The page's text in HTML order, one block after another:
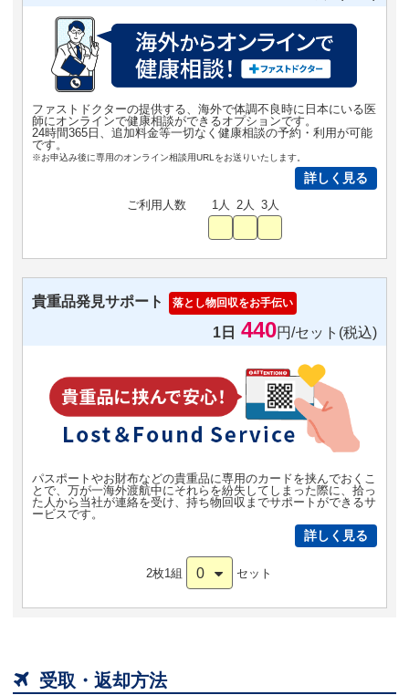
ファストドクターの提供する、海外で体調不良時に日本にいる医
師にオンラインで健康相談ができるオプションです。
24時間365日、追加料金等一切なく健康相談の予約・利用が可能
です。
※お申込み後に専用のオンライン相談用URLをお送りいたします。
詳しく見る
ご利用人数 1人 2人 3人
貴重品発見サポート 落とし物回収をお手伝い
1日 440円/セット(税込)
パスポートやお財布などの貴重品に専用のカードを挟んでおくこ
とで、万が一海外渡航中にそれらを紛失してしまった際に、拾っ
た人から当社が連絡を受け、持ち物回収までサポートができるサ
ービスです。
詳しく見る
2枚1組 0 セット
 受取・返却方法